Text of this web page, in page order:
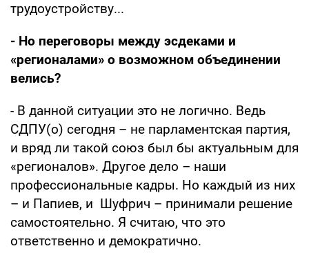
трудоустройству...
- Но переговоры между эсдеками и
«регионалами» о возможном объединении
велись?
- В данной ситуации это не логично. Ведь
СДПУ(о) сегодня – не парламентская партия,
и вряд ли такой союз был бы актуальным для
«регионалов». Другое дело – наши
профессиональные кадры. Но каждый из них
– и Папиев, и Шуфрич – принимали решение
самостоятельно. Я считаю, что это
ответственно и демократично.